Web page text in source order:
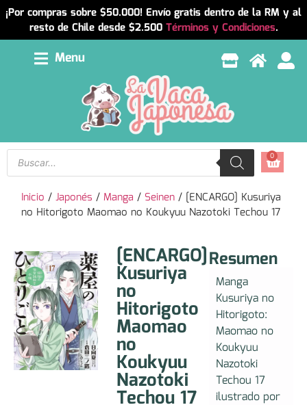
¡Por compras sobre $50.000! Envío gratis dentro de la RM y al
resto de Chile desde $2.500 Términos y Condiciones.
Menu
0
Inicio /Japonés /Manga / Seinen / [ENCARGO] Kusuriya
no Hitorigoto Maomao no Koukyuu Nazotoki Techou 17
[ENCARGO]
Kusuriya
no
Hitorigoto
Maomao
no
Koukyuu
Nazotoki
Techou 17
Resumen
Manga
Kusuriya no
Hitorigoto:
Maomao no
Koukyuu
Nazotoki
Techou 17
ilustrado por